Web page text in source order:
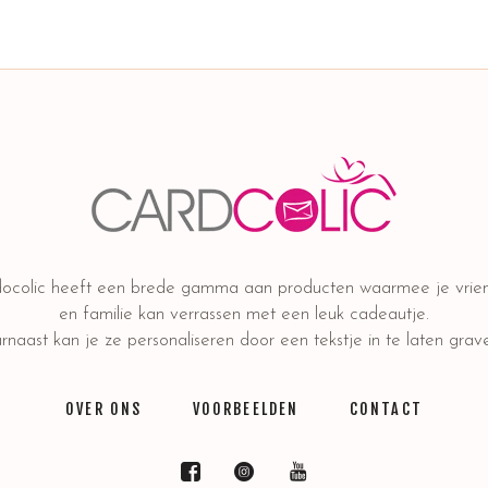
heeft een brede gamma aan producten waarmee je
en familie kan verrassen met een leuk cadeautje.
kan je ze personaliseren door een tekstje in te laten
OVER ONS VOORBEELDEN CONTACT